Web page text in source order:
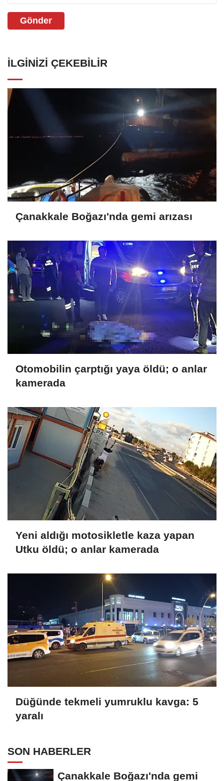
Gönder
İLGINIZI ÇEKEBILIR
Çanakkale Boğazı'nda gemi arızası
Otomobilin çarptığı yaya öldü; o anlar
kamerada
Yeni aldığı motosikletle kaza yapan
Utku öldü; o anlar kamerada
Düğünde tekmeli yumruklu kavga: 5
yaralı
SON HABERLER
Çanakkale Boğazı'nda gemi